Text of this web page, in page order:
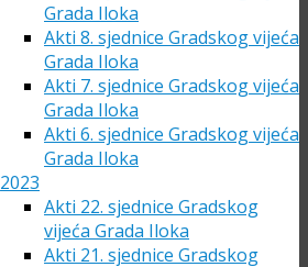
Grada Iloka
Akti 8. sjednice Gradskog vijeća
Grada Iloka
Akti 7. sjednice Gradskog vijeća
Grada Iloka
Akti 6. sjednice Gradskog vijeća
Grada Iloka
2023
Akti 22. sjednice Gradskog
vijeća Grada Iloka
Akti 21. sjednice Gradskog